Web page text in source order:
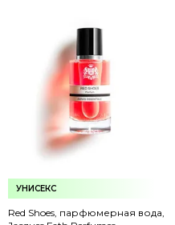
УНИСЕКС
Red Shoes, парфюмерная вода,